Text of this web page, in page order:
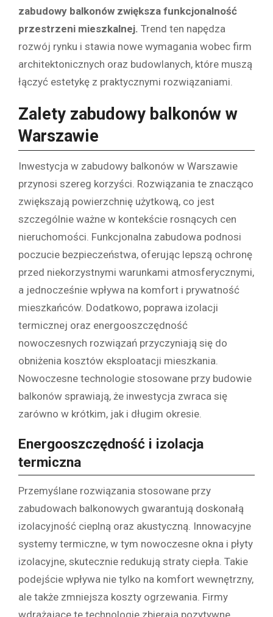
zabudowy balkonów zwiększa funkcjonalność
przestrzeni mieszkalnej. Trend ten napędza
rozwój rynku i stawia nowe wymagania wobec firm
architektonicznych oraz budowlanych, które muszą
łączyć estetykę z praktycznymi rozwiązaniami.
Zalety zabudowy balkonów w
Warszawie
Inwestycja w zabudowy balkonów w Warszawie
przynosi szereg korzyści. Rozwiązania te znacząco
zwiększają powierzchnię użytkową, co jest
szczególnie ważne w kontekście rosnących cen
nieruchomości. Funkcjonalna zabudowa podnosi
poczucie bezpieczeństwa, oferując lepszą ochronę
przed niekorzystnymi warunkami atmosferycznymi,
a jednocześnie wpływa na komfort i prywatność
mieszkańców. Dodatkowo, poprawa izolacji
termicznej oraz energooszczędność
nowoczesnych rozwiązań przyczyniają się do
obniżenia kosztów eksploatacji mieszkania.
Nowoczesne technologie stosowane przy budowie
balkonów sprawiają, że inwestycja zwraca się
zarówno w krótkim, jak i długim okresie.
Energooszczędność i izolacja
termiczna
Przemyślane rozwiązania stosowane przy
zabudowach balkonowych gwarantują doskonałą
izolacyjność cieplną oraz akustyczną. Innowacyjne
systemy termiczne, w tym nowoczesne okna i płyty
izolacyjne, skutecznie redukują straty ciepła. Takie
podejście wpływa nie tylko na komfort wewnętrzny,
ale także zmniejsza koszty ogrzewania. Firmy